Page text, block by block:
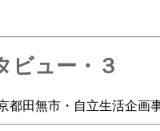
ビュー・３
田無市・自立生活企画